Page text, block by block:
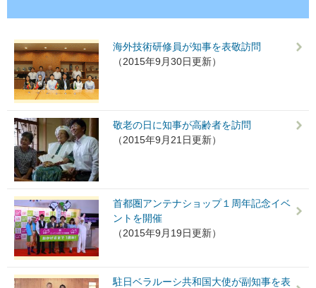
海外技術研修員が知事を表敬訪問
（2015年9月30日更新）
敬老の日に知事が高齢者を訪問
（2015年9月21日更新）
首都圏アンテナショップ１周年記念イベ
ントを開催
（2015年9月19日更新）
駐日ベラルーシ共和国大使が副知事を表